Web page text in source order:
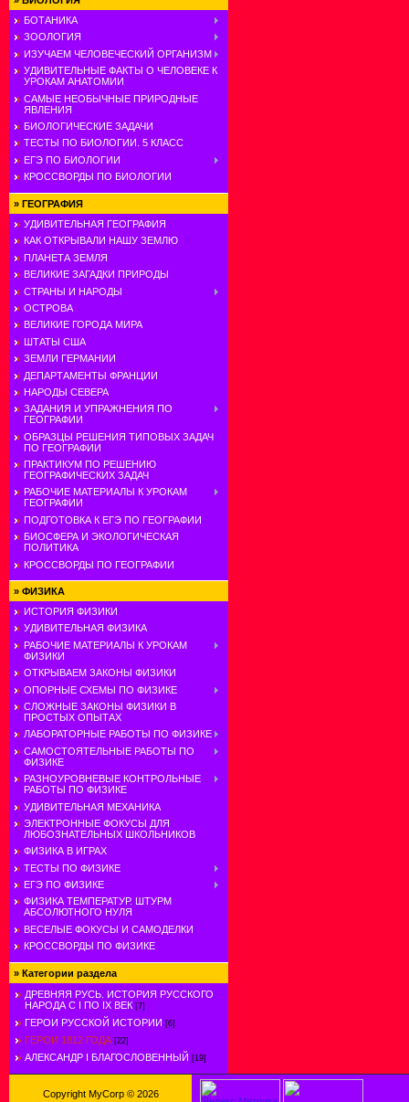
БОТАНИКА
ЗООЛОГИЯ
ИЗУЧАЕМ ЧЕЛОВЕЧЕСКИЙ ОРГАНИЗМ
УДИВИТЕЛЬНЫЕ ФАКТЫ О ЧЕЛОВЕКЕ К
УРОКАМ АНАТОМИИ
САМЫЕ НЕОБЫЧНЫЕ ПРИРОДНЫЕ
ЯВЛЕНИЯ
БИОЛОГИЧЕСКИЕ ЗАДАЧИ
ТЕСТЫ ПО БИОЛОГИИ. 5 КЛАСС
ЕГЭ ПО БИОЛОГИИ
КРОССВОРДЫ ПО БИОЛОГИИ
» ГЕОГРАФИЯ
УДИВИТЕЛЬНАЯ ГЕОГРАФИЯ
КАК ОТКРЫВАЛИ НАШУ ЗЕМЛЮ
ПЛАНЕТА ЗЕМЛЯ
ВЕЛИКИЕ ЗАГАДКИ ПРИРОДЫ
СТРАНЫ И НАРОДЫ
ОСТРОВА
ВЕЛИКИЕ ГОРОДА МИРА
ШТАТЫ США
ЗЕМЛИ ГЕРМАНИИ
ДЕПАРТАМЕНТЫ ФРАНЦИИ
НАРОДЫ СЕВЕРА
ЗАДАНИЯ И УПРАЖНЕНИЯ ПО
ГЕОГРАФИИ
ОБРАЗЦЫ РЕШЕНИЯ ТИПОВЫХ ЗАДАЧ
ПО ГЕОГРАФИИ
ПРАКТИКУМ ПО РЕШЕНИЮ
ГЕОГРАФИЧЕСКИХ ЗАДАЧ
РАБОЧИЕ МАТЕРИАЛЫ К УРОКАМ
ГЕОГРАФИИ
ПОДГОТОВКА К ЕГЭ ПО ГЕОГРАФИИ
БИОСФЕРА И ЭКОЛОГИЧЕСКАЯ
ПОЛИТИКА
КРОССВОРДЫ ПО ГЕОГРАФИИ
» ФИЗИКА
ИСТОРИЯ ФИЗИКИ
УДИВИТЕЛЬНАЯ ФИЗИКА
РАБОЧИЕ МАТЕРИАЛЫ К УРОКАМ
ФИЗИКИ
ОТКРЫВАЕМ ЗАКОНЫ ФИЗИКИ
ОПОРНЫЕ СХЕМЫ ПО ФИЗИКЕ
СЛОЖНЫЕ ЗАКОНЫ ФИЗИКИ В
ПРОСТЫХ ОПЫТАХ
ЛАБОРАТОРНЫЕ РАБОТЫ ПО ФИЗИКЕ
САМОСТОЯТЕЛЬНЫЕ РАБОТЫ ПО
ФИЗИКЕ
РАЗНОУРОВНЕВЫЕ КОНТРОЛЬНЫЕ
РАБОТЫ ПО ФИЗИКЕ
УДИВИТЕЛЬНАЯ МЕХАНИКА
ЭЛЕКТРОННЫЕ ФОКУСЫ ДЛЯ
ЛЮБОЗНАТЕЛЬНЫХ ШКОЛЬНИКОВ
ФИЗИКА В ИГРАХ
ТЕСТЫ ПО ФИЗИКЕ
ЕГЭ ПО ФИЗИКЕ
ФИЗИКА ТЕМПЕРАТУР. ШТУРМ
АБСОЛЮТНОГО НУЛЯ
ВЕСЕЛЫЕ ФОКУСЫ И САМОДЕЛКИ
КРОССВОРДЫ ПО ФИЗИКЕ
» Категории раздела
ДРЕВНЯЯ РУСЬ. ИСТОРИЯ РУССКОГО
НАРОДА С I ПО IX ВЕК [7]
ГЕРОИ РУССКОЙ ИСТОРИИ [6]
ГЕРОИ 1812 ГОДА [22]
АЛЕКСАНДР I БЛАГОСЛОВЕННЫЙ [19]
Copyright MyCorp © 2026